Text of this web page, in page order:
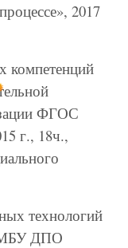
2017
компетенций
ФГОС
г., 18ч.,
технологий
МБУ ДПО